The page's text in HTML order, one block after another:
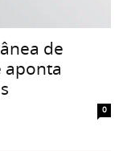
de
aponta
0